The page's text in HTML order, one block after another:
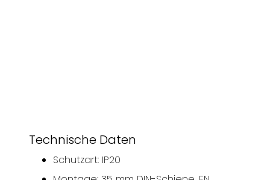
Technische Daten
Schutzart: IP20